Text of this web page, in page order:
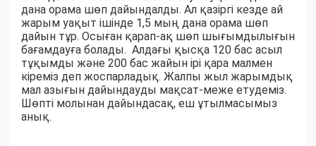
дана орама шөп дайындалды. Ал қазіргі кезде ай
жарым уақыт ішінде 1,5 мың дана орама шөп
дайын тұр. Осыған қарап-ақ шөп шығымдылығын
бағамдауға болады. Алдағы қысқа 120 бас асыл
тұқымды және 200 бас жайын ірі қара малмен
кіреміз деп жоспарладық. Жалпы жыл жарымдық
мал азығын дайындауды мақсат-меже етудеміз.
Шөпті молынан дайындасақ, еш ұтылмасымыз
анық.